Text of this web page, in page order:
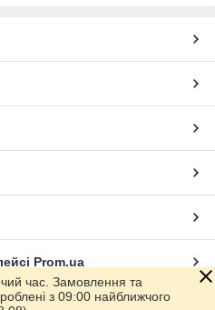
Prom.ua
час. Замовлення та
з 09:00 найближчого